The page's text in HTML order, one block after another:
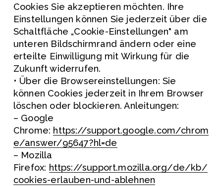
Cookies Sie akzeptieren möchten. Ihre
Einstellungen können Sie jederzeit über die
Schaltfläche „Cookie-Einstellungen" am
unteren Bildschirmrand ändern oder eine
erteilte Einwilligung mit Wirkung für die
Zukunft widerrufen.
• Über die Browsereinstellungen: Sie
können Cookies jederzeit in Ihrem Browser
löschen oder blockieren. Anleitungen:
– Google
Chrome: https://support.google.com/chrom
e/answer/95647?hl=de
– Mozilla
Firefox: https://support.mozilla.org/de/kb/
cookies-erlauben-und-ablehnen